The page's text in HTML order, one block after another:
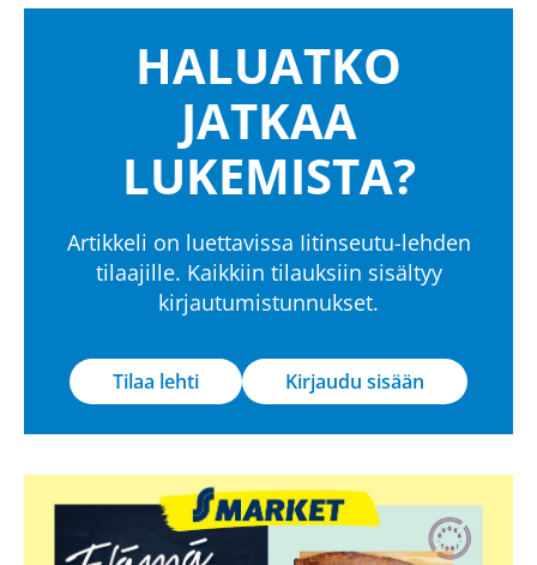
HALUATKO
JATKAA
LUKEMISTA?
Artikkeli on luettavissa Iitinseutu-lehden
tilaajille. Kaikkiin tilauksiin sisältyy
kirjautumistunnukset.
Tilaa lehti Kirjaudu sisään